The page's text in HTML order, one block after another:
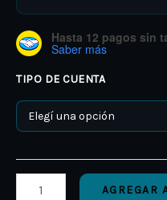
Hasta 12 pagos sin
Saber más
TIPO DE CUENTA
AGREGAR